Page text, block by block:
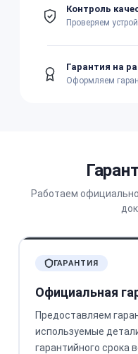
Контроль
Проверяем
Гарантия на
Оформляем
Работаем
ГАРАНТИЯ
Официальная
Предоставляем
используемые
гарантийного срока